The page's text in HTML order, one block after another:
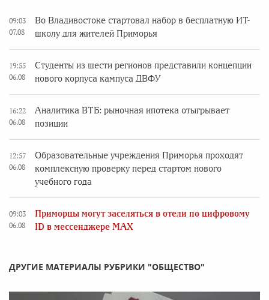
09:03
07.08
Во Владивостоке стартовал набор в бесплатную ИТ-
школу для жителей Приморья
19:55
06.08
Студенты из шести регионов представили концепции
нового корпуса кампуса ДВФУ
16:22
06.08
Аналитика ВТБ: рыночная ипотека отыгрывает
позиции
12:57
06.08
Образовательные учреждения Приморья проходят
комплексную проверку перед стартом нового
учебного года
09:03
06.08
Приморцы могут заселяться в отели по цифровому
ID в мессенджере MAX
ДРУГИЕ МАТЕРИАЛЫ РУБРИКИ "ОБЩЕСТВО"